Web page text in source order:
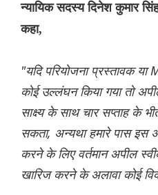
न्यायिक सदस्य दिनेश कुमार
कहा,
"यदि परियोजना प्रस्तावक या
कोई उल्लंघन किया गया तो
साक्ष्य के साथ चार सप्ताह के
सकता, अन्यथा हमारे पास
करने के लिए वर्तमान अपील
खारिज करने के अलावा कोई